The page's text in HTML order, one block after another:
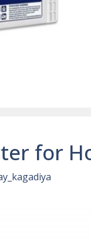
for